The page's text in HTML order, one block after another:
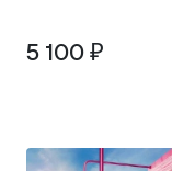
5 100 ₽